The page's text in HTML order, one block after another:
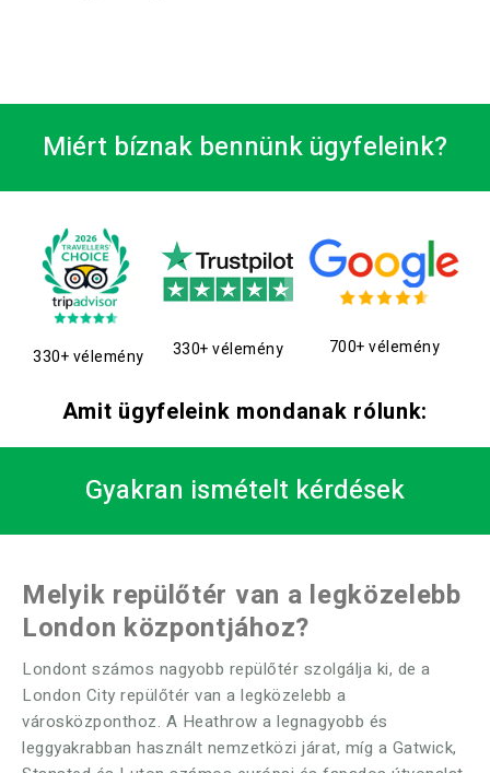
Miért bíznak bennünk ügyfeleink?
330+ vélemény 330+ vélemény 700+ vélemény
Amit ügyfeleink mondanak rólunk:
Gyakran ismételt kérdések
Melyik repülőtér van a legközelebb
London központjához?
Londont számos nagyobb repülőtér szolgálja ki, de a
London City repülőtér van a legközelebb a
városközponthoz. A Heathrow a legnagyobb és
leggyakrabban használt nemzetközi járat, míg a Gatwick,